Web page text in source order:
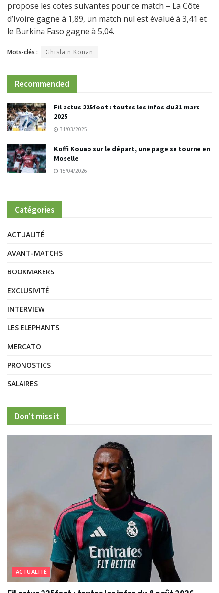
propose les cotes suivantes pour ce match – La Côte
d’Ivoire gagne à 1,89, un match nul est évalué à 3,41 et
le Burkina Faso gagne à 5,04.
Mots-clés : Ghislain Konan
Recommended
Fil actus 225foot : toutes les infos du 31 mars
2025
31/03/2025
Koffi Kouao sur le départ, une page se tourne en
Moselle
15/04/2026
Catégories
ACTUALITÉ
AVANT-MATCHS
BOOKMAKERS
EXCLUSIVITÉ
INTERVIEW
LES ELEPHANTS
MERCATO
PRONOSTICS
SALAIRES
Don't miss it
ACTUALITÉ